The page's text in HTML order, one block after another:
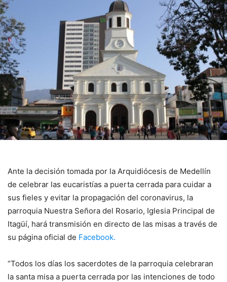
Ante la decisión tomada por la Arquidiócesis de Medellín
de celebrar las eucaristías a puerta cerrada para cuidar a
sus fieles y evitar la propagación del coronavirus, la
parroquia Nuestra Señora del Rosario, Iglesia Principal de
Itagüí, hará transmisión en directo de las misas a través de
su página oficial de Facebook.
“Todos los días los sacerdotes de la parroquia celebraran
la santa misa a puerta cerrada por las intenciones de todo